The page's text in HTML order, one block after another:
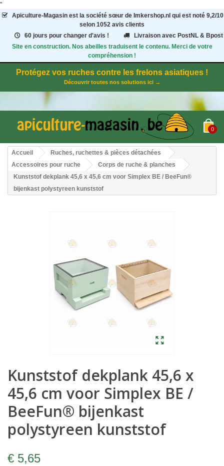
"
Apiculture-Magasinest la société sœur de Imkershop.nl qui est noté 9,2/10
selon 1052 avis clients
60 jours pour changer d'avis !
Livraison avec PostNL & Bpost
Site en construction. Nos abeilles traduisent le contenu. Merci de votre
compréhension !
Protégez vos ruches contre les frelons asiatiques !
Découvrir toutes nos solutions ici →
0
Accueil
Ruches, ruchettes & pièces détachées
Accessoires pour ruche
Corps de ruche & planches
Kunststof dekplank 45,6 x 45,6 cm voor Simplex BE / BeeFun®
bijenkast polystyreen kunststof
Kunststof dekplank 45,6 x
45,6 cm voor Simplex BE /
BeeFun® bijenkast
polystyreen kunststof
€ 5,65